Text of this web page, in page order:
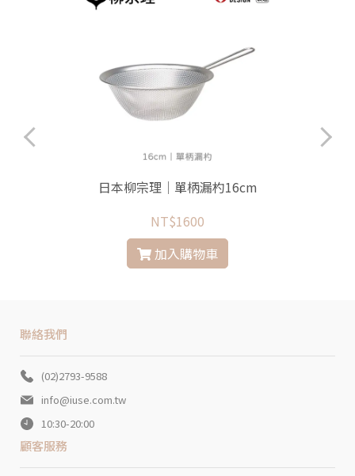
日本柳宗理│單柄漏杓16cm
NT$1600
加入購物車
聯絡我們
(02)2793-9588
info@iuse.com.tw
10:30-20:00
顧客服務